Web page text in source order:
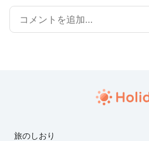
旅のしおり